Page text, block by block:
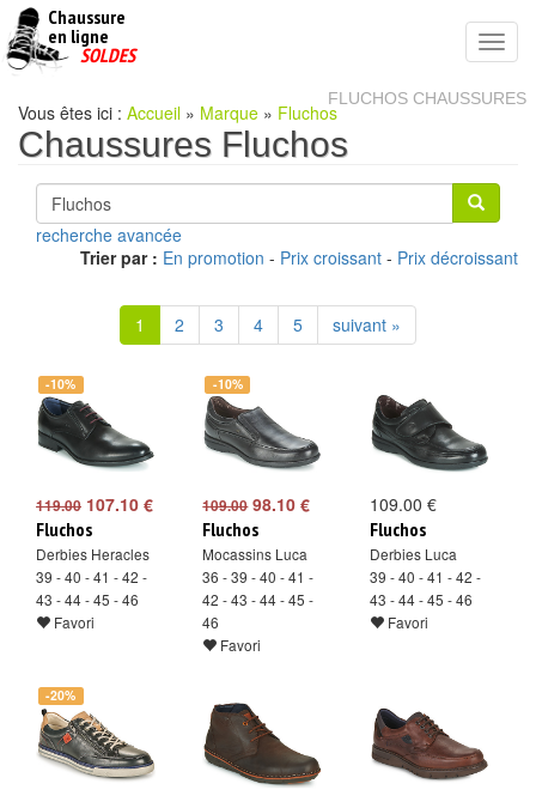
Chaussure
en ligne
pas
SOLDES
FLUCHOS CHAUSSURES
Vous êtes ici : Accueil » Marque » Fluchos
Chaussures Fluchos
recherche avancée
Trier par : En promotion - Prix croissant - Prix décroissant
1 2 3 4 5 suivant »
-10%
119.00 107.10 €
Fluchos
Derbies Heracles
39 - 40 - 41 - 42 -
43 - 44 - 45 - 46
Favori
-10%
109.0098.10 €
Fluchos
Mocassins Luca
36 - 39 - 40 - 41 -
42 - 43 - 44 - 45 -
46
Favori
109.00 €
Fluchos
Derbies Luca
39 - 40 - 41 - 42 -
43 - 44 - 45 - 46
Favori
-20%